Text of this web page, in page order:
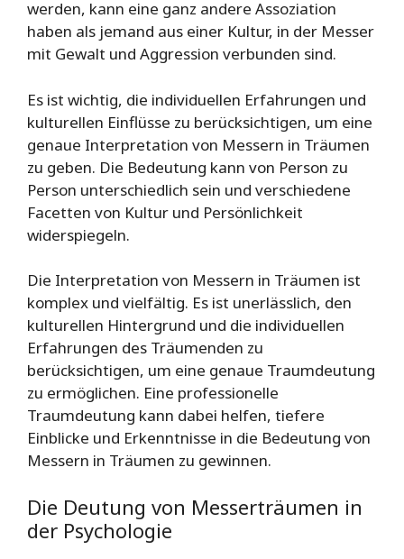
werden, kann eine ganz andere Assoziation
haben als jemand aus einer Kultur, in der Messer
mit Gewalt und Aggression verbunden sind.
Es ist wichtig, die individuellen Erfahrungen und
kulturellen Einflüsse zu berücksichtigen, um eine
genaue Interpretation von Messern in Träumen
zu geben. Die Bedeutung kann von Person zu
Person unterschiedlich sein und verschiedene
Facetten von Kultur und Persönlichkeit
widerspiegeln.
Die Interpretation von Messern in Träumen ist
komplex und vielfältig. Es ist unerlässlich, den
kulturellen Hintergrund und die individuellen
Erfahrungen des Träumenden zu
berücksichtigen, um eine genaue Traumdeutung
zu ermöglichen. Eine professionelle
Traumdeutung kann dabei helfen, tiefere
Einblicke und Erkenntnisse in die Bedeutung von
Messern in Träumen zu gewinnen.
Die Deutung von Messerträumen in
der Psychologie